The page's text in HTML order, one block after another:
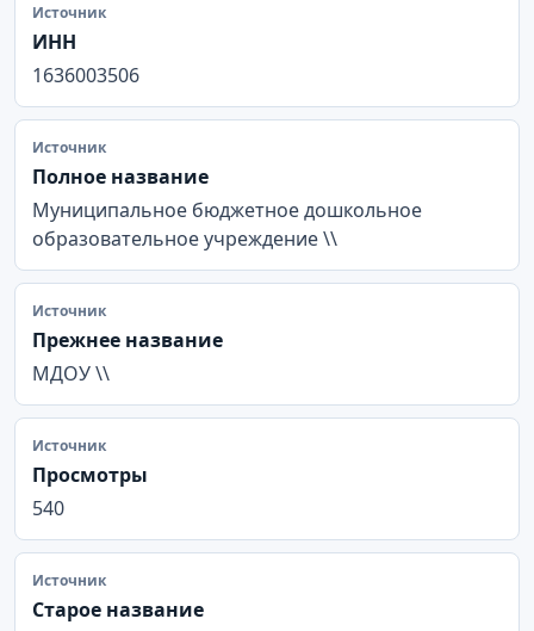
Источник
ИНН
1636003506
Источник
Полное название
Муниципальное бюджетное дошкольное
образовательное учреждение \\
Источник
Прежнее название
МДОУ \\
Источник
Просмотры
540
Источник
Старое название